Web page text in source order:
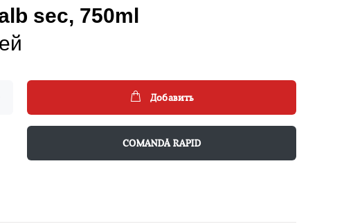
sec, 750ml
Добавить
COMANDĂ RAPID